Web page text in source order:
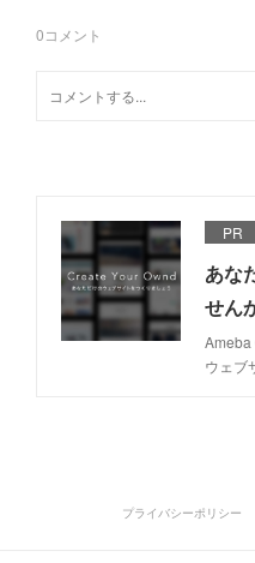
0コメント
PR
あな
せん
Ameba
ウェブ
プライバシーポリシー